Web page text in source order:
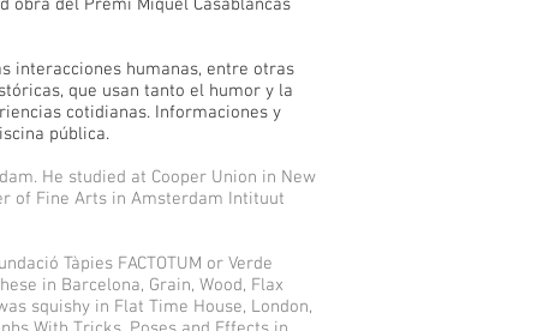
obra del Premi Miquel Casablancas
interacciones humanas, entre otras
que usan tanto el humor y la
cotidianas. Informaciones y
pública.
He studied at Cooper Union in New
of Fine Arts in Amsterdam Intituut
Tàpies FACTOTUM or Verde
in Barcelona, Grain, Wood, Flax
squishy in Flat Time House, London,